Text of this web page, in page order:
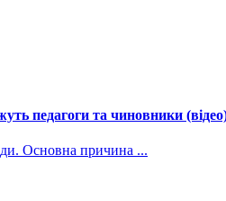
педагоги та чиновники
Основна причина ...